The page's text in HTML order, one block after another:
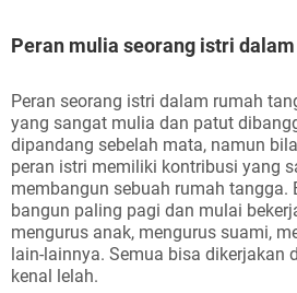
Peran mulia seorang istri
Peran seorang istri dalam rumah
yang sangat mulia dan patut
dipandang sebelah mata, namun
peran istri memiliki kontribusi yang
membangun sebuah rumah tangga.
bangun paling pagi dan mulai
mengurus anak, mengurus suami,
lain-lainnya. Semua bisa dikerjakan
kenal lelah.